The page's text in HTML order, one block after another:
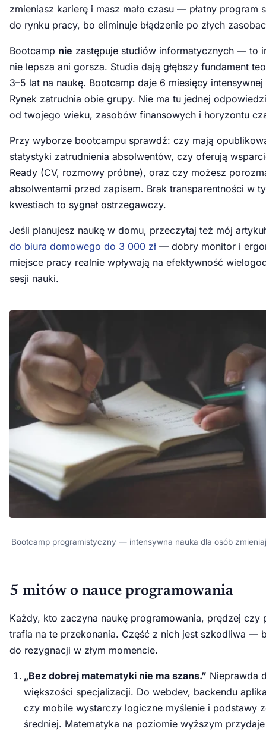
zmieniasz karierę i masz mało czasu — płatny program
do rynku pracy, bo eliminuje błądzenie po złych
Bootcamp nie zastępuje studiów informatycznych — to
nie lepsza ani gorsza. Studia dają głębszy fundament
3–5 lat na naukę. Bootcamp daje 6 miesięcy
Rynek zatrudnia obie grupy. Nie ma tu jednej
od twojego wieku, zasobów finansowych i horyzontu
Przy wyborze bootcampu sprawdź: czy mają
statystyki zatrudnienia absolwentów, czy oferują
Ready (CV, rozmowy próbne), oraz czy możesz
absolwentami przed zapisem. Brak transparentności w
kwestiach to sygnał ostrzegawczy.
Jeśli planujesz naukę w domu, przeczytaj też mój
do biura domowego do 3 000 zł — dobry monitor i
miejsce pracy realnie wpływają na efektywność
sesji nauki.
Bootcamp programistyczny — intensywna nauka dla osób
5 mitów o nauce programowania
Każdy, kto zaczyna naukę programowania, prędzej czy
trafia na te przekonania. Część z nich jest szkodliwa —
do rezygnacji w złym momencie.
„Bez dobrej matematyki nie ma szans.” Nieprawda
większości specjalizacji. Do webdev, backendu
czy mobile wystarczy logiczne myślenie i podstawy
średniej. Matematyka na poziomie wyższym